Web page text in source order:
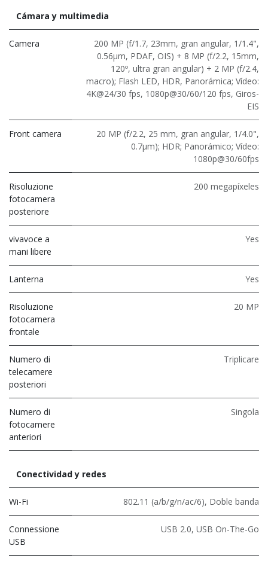
Cámara y multimedia
Camera
200 MP (f/1.7, 23mm, gran angular, 1/1.4",
0.56μm, PDAF, OIS) + 8 MP (f/2.2, 15mm,
120º, ultra gran angular) + 2 MP (f/2.4,
macro); Flash LED, HDR, Panorámica; Vídeo:
4K@24/30 fps, 1080p@30/60/120 fps, Giros-
EIS
Front camera
20 MP (f/2.2, 25 mm, gran angular, 1/4.0",
0.7μm); HDR; Panorámico; Vídeo:
1080p@30/60fps
Risoluzione
fotocamera
posteriore
200 megapíxeles
vivavoce a
mani libere
Yes
Lanterna Yes
Risoluzione
fotocamera
frontale
20 MP
Numero di
telecamere
posteriori
Triplicare
Numero di
fotocamere
anteriori
Singola
Conectividad y redes
Wi-Fi 802.11 (a/b/g/n/ac/6), Doble banda
Connessione
USB
USB 2.0, USB On-The-Go